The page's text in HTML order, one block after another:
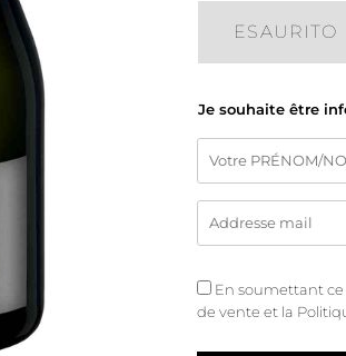
ESAURITO
Je souhaite être
En soumettant
de venteet la